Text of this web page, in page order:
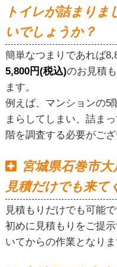
トイレが詰まりま
いでしょうか？
簡単なつまりであれば
5,800円(税込)のお見積
ます。
例えば、マンションの5
まらしてしまい、詰ま
階を調査する必要がござ
宮城県石巻市
見積だけでも来て
見積もりだけでも可能で
初めに見積もりをご提
いてからの作業となりま